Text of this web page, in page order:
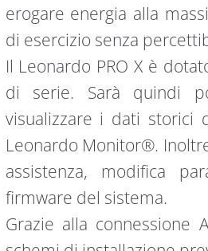
erogare energia alla
di esercizio senza
Il Leonardo PRO X è
di serie. Sarà quindi
visualizzare i dati storici
Leonardo Monitor®.
assistenza, modifica
firmware del sistema.
Grazie alla connessione